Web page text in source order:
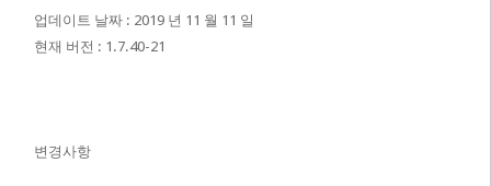
업데이트 날짜 : 2019 년 11 월 11 일
현재 버전 : 1.7.40-21
변경사항